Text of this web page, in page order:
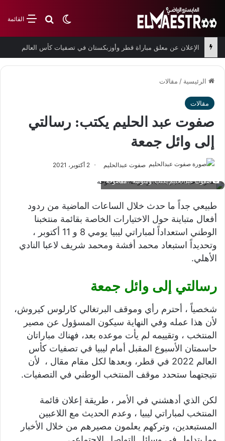
القائمةبحث عن
الوضع المظلم
الإعلان عن معلق مباراة قطر وأوزبكستان في تصفيات كأس العالم
الرئيسية / مقالات
مقالات
صفوت عبد الحليم يكتب: رسالتي
إلى وائل جمعة
صفوت عبدالحليم 2 أكتوبر، 2021
صفوت عبدالحليم يكتب: وشوشة .. مفضوحة
طبيعي جداً ما حدث خلال الساعات الماضية من ردود
أفعال متباينة حول الاختيارات الخاصة بقائمة منتخبنا
الوطني استعداداً لمباراتي ليبيا يومي 8 و 11 أكتوبر ،
وتحديداً استبعاد محمد أفشة ومحمد شريف لاعبا النادي
الأهلي.
رسالتي إلى وائل جمعة
شخصياً ، أحترم رأي وموقف البرتغالي كارلوس كيروش،
لأن هذا عمله وفي النهاية سيكون المسؤول عن مصير
المنتخب ، وتقييمه لم يأت موعده بعد، فهناك مباراتان
حاسمتان الأسبوع المقبل أمام ليبيا في تصفيات كأس
العالم 2022 في قطر، وبعدها لكل مقام مقال ، لأن
نتيجتهما ستحدد موقف المنتخب الوطني في التصفيات.
لكن الذي أدهشني في الأمر ، طريقة إعلان قائمة
المنتخب لمباراتي ليبيا ، وعدم الحديث مع اللاعبين
المستبعدين، وتركهم يعلمون مصيرهم من خلال الأخبار